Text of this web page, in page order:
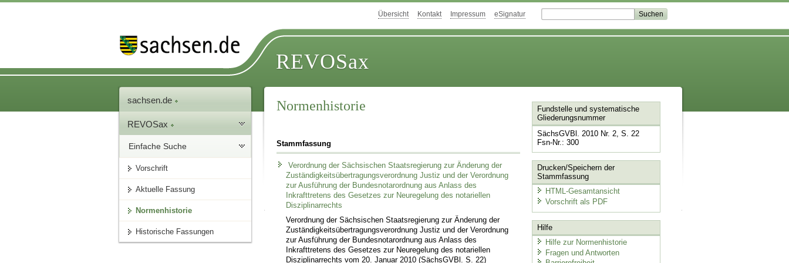
Übersicht Kontakt Impressum eSignatur
REVOSax
sachsen.de
REVOSax
Einfache Suche
Vorschrift
Aktuelle Fassung
Normenhistorie
Historische Fassungen
Normenhistorie
Stammfassung
Verordnung der Sächsischen Staatsregierung zur Änderung der
Zuständigkeitsübertragungsverordnung Justiz und der Verordnung
zur Ausführung der Bundesnotarordnung aus Anlass des
Inkrafttretens des Gesetzes zur Neuregelung des notariellen
Disziplinarrechts
Verordnung der Sächsischen Staatsregierung zur Änderung der
Zuständigkeitsübertragungsverordnung Justiz und der Verordnung
zur Ausführung der Bundesnotarordnung aus Anlass des
Inkrafttretens des Gesetzes zur Neuregelung des notariellen
Disziplinarrechts vom 20. Januar 2010 (SächsGVBl. S. 22)
Fundstelle und systematische
Gliederungsnummer
SächsGVBl. 2010 Nr. 2, S. 22
Fsn-Nr.: 300
Drucken/Speichern der
Stammfassung
HTML-Gesamtansicht
Vorschrift als PDF
Hilfe
Hilfe zur Normenhistorie
Fragen und Antworten